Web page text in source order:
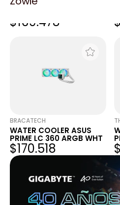
WATER COOLER ASUS
$169.478
BRACATECH
WATER COOLER ASUS
PRIME LC 360 ARGB WHT
$170.518